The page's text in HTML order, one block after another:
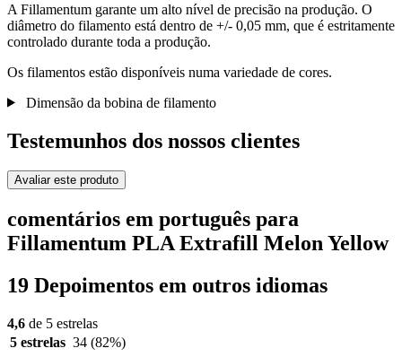
A Fillamentum garante um alto nível de precisão na produção. O
diâmetro do filamento está dentro de +/- 0,05 mm, que é estritamente
controlado durante toda a produção.
Os filamentos estão disponíveis numa variedade de cores.
Dimensão da bobina de filamento
Testemunhos dos nossos clientes
Avaliar este produto
comentários em português para
Fillamentum PLA Extrafill Melon Yellow
19 Depoimentos em outros idiomas
4,6 de 5 estrelas
5 estrelas 34 (82%)